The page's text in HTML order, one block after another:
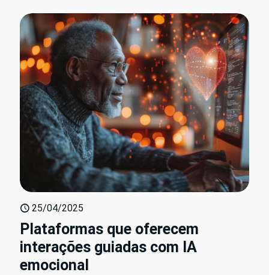
25/04/2025
Plataformas que oferecem
interações guiadas com IA
emocional